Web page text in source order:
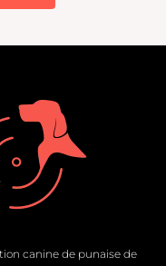
canine de punaise de